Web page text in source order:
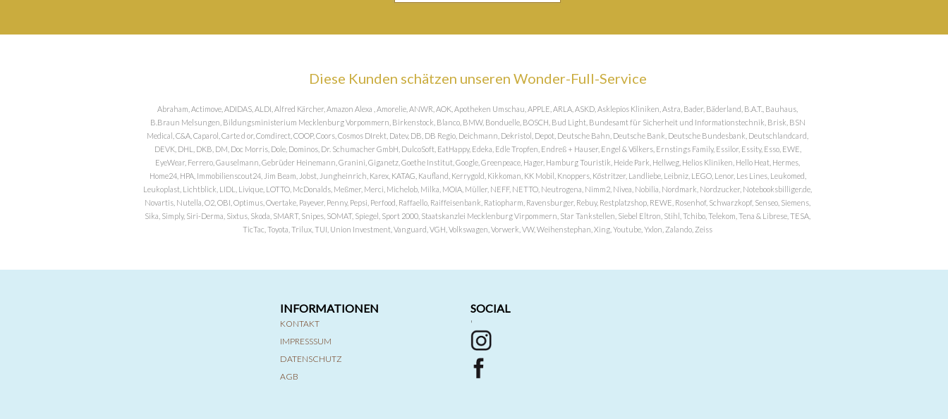
Diese Kunden schätzen unseren Wonder-Full-Service
Abraham, Actimove, ADIDAS, ALDI, Alfred Kärcher, Amazon Alexa , Amorelie, ANWR, AOK, Apotheken Umschau, APPLE, ARLA, ASKD, Asklepios Kliniken, Astra, Bader, Bäderland, B.A.T., Bauhaus,
B.Braun Melsungen, Bildungsministerium Mecklenburg Vorpommern, Birkenstock, Blanco, BMW, Bonduelle, BOSCH, Bud Light, Bundesamt für Sicherheit und Informationstechnik, Brisk, BSN
Medical, C&A, Caparol, Carte d or, Comdirect, COOP, Coors, Cosmos DIrekt, Datev, DB, DB Regio, Deichmann, Dekristol, Depot, Deutsche Bahn, Deutsche Bank, Deutsche Bundesbank, Deutschlandcard,
DEVK, DHL, DKB, DM, Doc Morris, Dole, Dominos, Dr. Schumacher GmbH, DulcoSoft, EatHappy, Edeka, Edle Tropfen, Endreß + Hauser, Engel & Völkers, Ernstings Family, Essilor, Essity, Esso, EWE,
EyeWear, Ferrero, Gauselmann, Gebrüder Heinemann, Granini, Giganetz, Goethe Institut, Google, Greenpeace, Hager, Hamburg Touristik, Heide Park, Hellweg, Helios Kliniken, Hello Heat, Hermes,
Home24, HPA, Immobilienscout24, Jim Beam, Jobst, Jungheinrich, Karex, KATAG, Kaufland, Kerrygold, Kikkoman, KK Mobil, Knoppers, Köstritzer, Landliebe, Leibniz, LEGO, Lenor, Les Lines, Leukomed,
Leukoplast, Lichtblick, LIDL, Livique, LOTTO, McDonalds, Meßmer, Merci, Michelob, Milka, MOIA, Müller, NEFF, NETTO, Neutrogena, Nimm2, Nivea, Nobilia, Nordmark, Nordzucker, Notebooksbilliger.de,
Novartis, Nutella, O2, OBI, Optimus, Overtake, Payever, Penny, Pepsi, Perfood, Raffaello, Raiffeisenbank, Ratiopharm, Ravensburger, Rebuy, Restplatzshop, REWE, Rosenhof, Schwarzkopf, Senseo, Siemens,
Sika, Simply, Siri-Derma, Sixtus, Skoda, SMART, Snipes, SOMAT, Spiegel, Sport 2000, Staatskanzlei Mecklenburg Virpommern, Star Tankstellen, Siebel Eltron, Stihl, Tchibo, Telekom, Tena & Librese, TESA,
TicTac, Toyota, Trilux, TUI, Union Investment, Vanguard, VGH, Volkswagen, Vorwerk, VW, Weihenstephan, Xing, Youtube, Yxlon, Zalando, Zeiss
INFORMATIONEN
KONTAKT
IMPRESSSUM
DATENSCHUTZ
AGB
SOCIAL
'